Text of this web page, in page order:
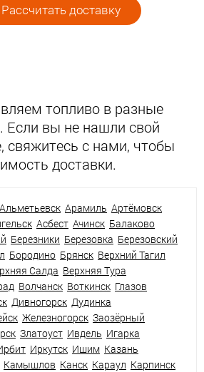
Рассчитать доставку
топливо в разные
Если вы не нашли свой
свяжитесь с нами, чтобы
доставки.
Альметьевск Арамиль Артёмовск
Асбест Ачинск Балаково
Березники Березовка Березовский
Бородино Брянск Верхний Тагил
Салда Верхняя Тура
Волчанск Воткинск Глазов
Дивногорск Дудинка
Железногорск Заозёрный
Златоуст Ивдель Игарка
Иркутск Ишим Казань
Камышлов Канск Караул Карпинск